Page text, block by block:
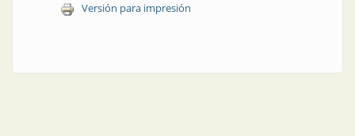
Versión para impresión